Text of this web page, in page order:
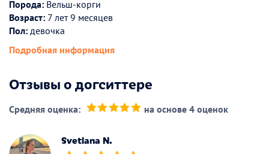
Порода: Вельш-корги
Возраст: 7 лет 9 месяцев
Пол: девочка
Подробная информация
Отзывы о догситтере
Средняя оценка: на основе 4 оценок
Svetlana N.